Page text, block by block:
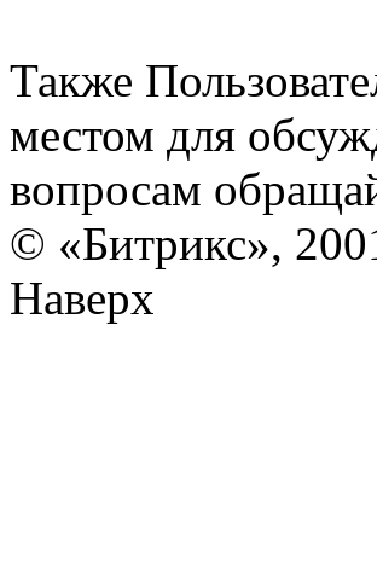
Также
местом для
вопросам
© «Битрикс»,
Наверх